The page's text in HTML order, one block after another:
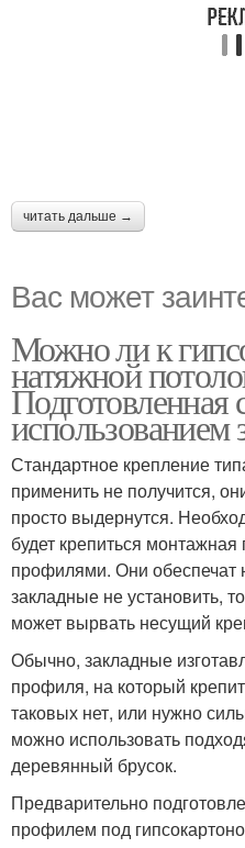
читать дальше →
Вас может
Можно ли к
натяжной
Подготовленная
использованием
Стандартное крепление
применить не получится,
просто выдернутся.
будет крепиться
профилями. Они обеспечат
закладные не установить,
может вырвать несущий
Обычно, закладные
профиля, на который
таковых нет, или нужно
можно использовать
деревянный брусок.
Предварительно
профилем под